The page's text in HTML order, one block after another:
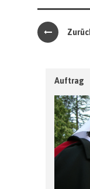
Auftrag